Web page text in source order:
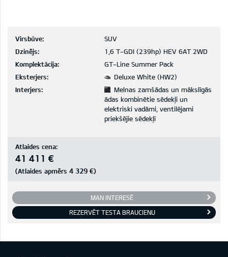
Virsbūve:
SUV
Dzinējs:
1,6 T-GDI (239hp) HEV 6AT 2WD
Komplektācija:
GT-Line Summer Pack
Eksterjers:
Deluxe White (HW2)
Interjers:
Melnas zamšādas un mākslīgās
ādas kombinētie sēdekļi un
elektriski vadāmi, ventilējami
priekšējie sēdekļi
Atlaides cena:
41 411 €
(Atlaides apmērs 4 329 €)
MAN INTERESĒ
REZERVĒT TESTA BRAUCIENU